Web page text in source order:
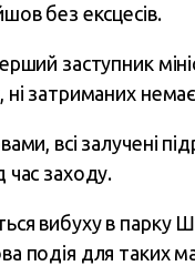
без ексцесів.
заступник
ні затриманих
всі залучені
час заходу.
вибуху в парку
подія для таких